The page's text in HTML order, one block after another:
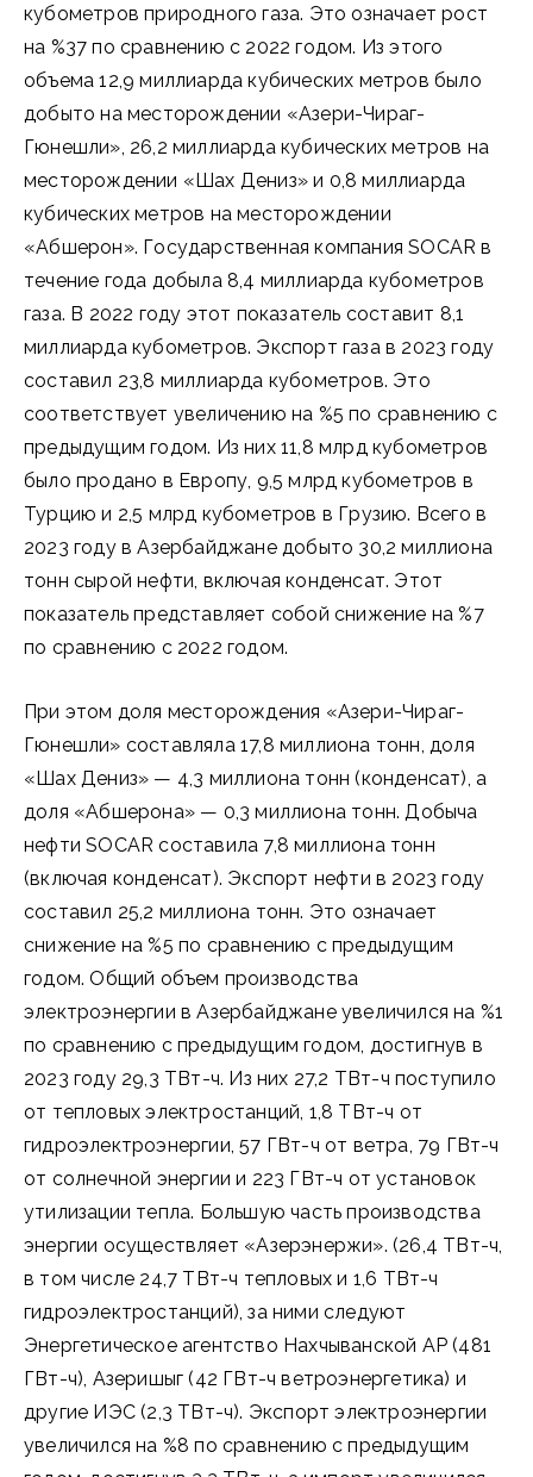
кубометров природного газа. Это означает рост
на %37 по сравнению с 2022 годом. Из этого
объема 12,9 миллиарда кубических метров было
добыто на месторождении «Азери-Чираг-
Гюнешли», 26,2 миллиарда кубических метров на
месторождении «Шах Дениз» и 0,8 миллиарда
кубических метров на месторождении
«Абшерон». Государственная компания SOCAR в
течение года добыла 8,4 миллиарда кубометров
газа. В 2022 году этот показатель составит 8,1
миллиарда кубометров. Экспорт газа в 2023 году
составил 23,8 миллиарда кубометров. Это
соответствует увеличению на %5 по сравнению с
предыдущим годом. Из них 11,8 млрд кубометров
было продано в Европу, 9,5 млрд кубометров в
Турцию и 2,5 млрд кубометров в Грузию. Всего в
2023 году в Азербайджане добыто 30,2 миллиона
тонн сырой нефти, включая конденсат. Этот
показатель представляет собой снижение на %7
по сравнению с 2022 годом.
При этом доля месторождения «Азери-Чираг-
Гюнешли» составляла 17,8 миллиона тонн, доля
«Шах Дениз» — 4,3 миллиона тонн (конденсат), а
доля «Абшерона» — 0,3 миллиона тонн. Добыча
нефти SOCAR составила 7,8 миллиона тонн
(включая конденсат). Экспорт нефти в 2023 году
составил 25,2 миллиона тонн. Это означает
снижение на %5 по сравнению с предыдущим
годом. Общий объем производства
электроэнергии в Азербайджане увеличился на %1
по сравнению с предыдущим годом, достигнув в
2023 году 29,3 ТВт-ч. Из них 27,2 ТВт-ч поступило
от тепловых электростанций, 1,8 ТВт-ч от
гидроэлектроэнергии, 57 ГВт-ч от ветра, 79 ГВт-ч
от солнечной энергии и 223 ГВт-ч от установок
утилизации тепла. Большую часть производства
энергии осуществляет «Азерэнержи». (26,4 ТВт-ч,
в том числе 24,7 ТВт-ч тепловых и 1,6 ТВт-ч
гидроэлектростанций), за ними следуют
Энергетическое агентство Нахчыванской АР (481
ГВт-ч), Азеришыг (42 ГВт-ч ветроэнергетика) и
другие ИЭС (2,3 ТВт-ч). Экспорт электроэнергии
увеличился на %8 по сравнению с предыдущим